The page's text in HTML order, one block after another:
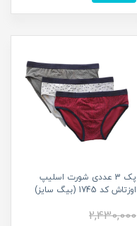
پک 3 عددی شورت اسلیپ
اوزتاش کد 1745 (بیگ سایز)
2,430,000